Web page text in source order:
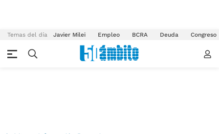
Temas del día Javier Milei Empleo BCRA Deuda Congreso